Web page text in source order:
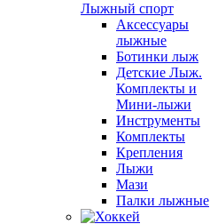
Лыжный спорт
Аксессуары
лыжные
Ботинки лыж
Детские Лыж.
Комплекты и
Мини-лыжи
Инструменты
Комплекты
Крепления
Лыжи
Мази
Палки лыжные